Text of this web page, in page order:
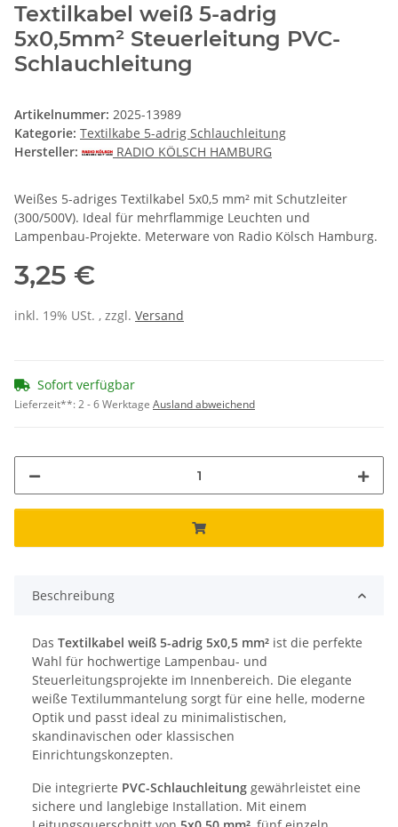
Textilkabel weiß 5-adrig
5x0,5mm² Steuerleitung PVC-
Schlauchleitung
Artikelnummer: 2025-13989
Kategorie: Textilkabe 5-adrig Schlauchleitung
Hersteller:
RADIO KÖLSCH HAMBURG
Weißes 5-adriges Textilkabel 5x0,5 mm² mit Schutzleiter
(300/500V). Ideal für mehrflammige Leuchten und
Lampenbau-Projekte. Meterware von Radio Kölsch Hamburg.
3,25 €
inkl. 19% USt. , zzgl. Versand
Sofort verfügbar
Lieferzeit**:2 - 6 Werktage Ausland abweichend
Beschreibung
Das Textilkabel weiß 5-adrig 5x0,5 mm² ist die perfekte
Wahl für hochwertige Lampenbau- und
Steuerleitungsprojekte im Innenbereich. Die elegante
weiße Textilummantelung sorgt für eine helle, moderne
Optik und passt ideal zu minimalistischen,
skandinavischen oder klassischen
Einrichtungskonzepten.
Die integrierte PVC-Schlauchleitung gewährleistet eine
sichere und langlebige Installation. Mit einem